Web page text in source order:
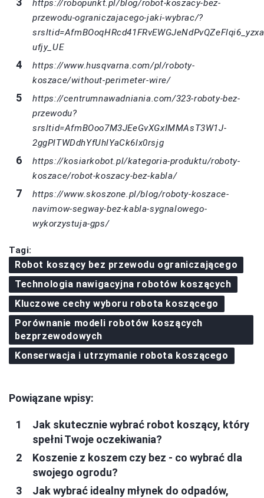
https://robopunkt.pl/blog/robot-koszacy-bez-
przewodu-ograniczajacego-jaki-wybrac/?
ufjy_UE
https://www.husqvarna.com/pl/roboty-
koszace/without-perimeter-wire/
https://centrumnawadniania.com/323-roboty-bez-
przewodu?
srsltid=AfmBOoo7M3JEeGvXGxIMMAsT3W1J-
2ggPlTWDdhYfUhlYaCk6lx0rsjg
https://kosiarkobot.pl/kategoria-produktu/roboty-
koszace/robot-koszacy-bez-kabla/
https://www.skoszone.pl/blog/roboty-koszace-
navimow-segway-bez-kabla-sygnalowego-
wykorzystuja-gps/
Tagi:
Robot koszący bez przewodu ograniczającego
Technologia nawigacyjna robotów koszących
Kluczowe cechy wyboru robota koszącego
Porównanie modeli robotów koszących
bezprzewodowych
Konserwacja i utrzymanie robota koszącego
Powiązane wpisy:
Jak skutecznie wybrać robot koszący, który
spełni Twoje oczekiwania?
Koszenie z koszem czy bez - co wybrać dla
swojego ogrodu?
Jak wybrać idealny młynek do odpadów,